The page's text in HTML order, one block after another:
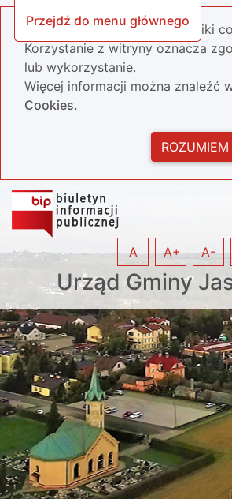
Przejdź do menu głównego
Nasza strona wykorzystuje pliki
Korzystanie z witryny oznacza
lub wykorzystanie.
Więcej informacji można znaleźć
Cookies.
Urząd Gminy
A A+ A-